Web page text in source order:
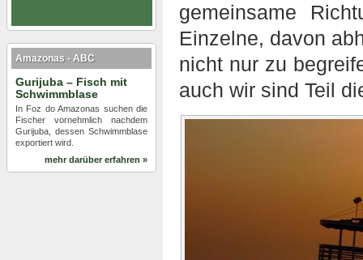
gemeinsame
Einzelne, davon
nicht nur zu
auch wir sind Teil
Amazonas - ABC
Gurijuba – Fisch mit
Schwimmblase
In Foz do Amazonas suchen die
Fischer vornehmlich nachdem
Gurijuba, dessen Schwimmblase
exportiert wird.
mehr darüber erfahren »